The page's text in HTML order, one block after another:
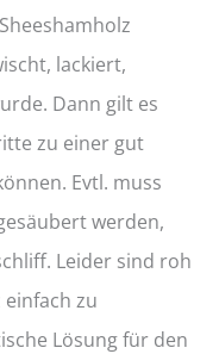
lackiert,
Dann gilt es
zu einer gut
Evtl. muss
werden,
Leider sind roh
einfach zu
Lösung für den